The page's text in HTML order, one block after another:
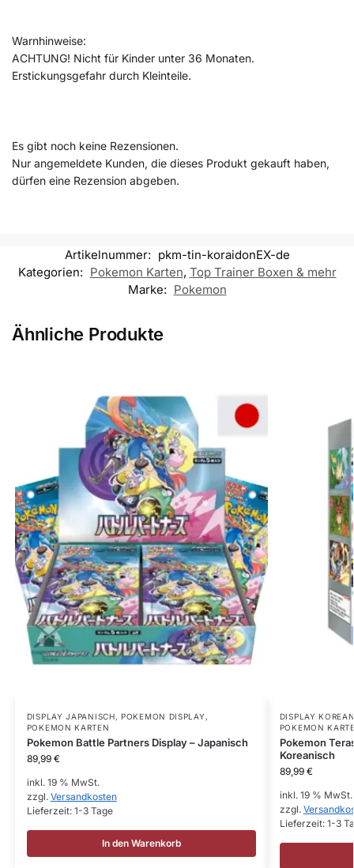
Warnhinweise:
ACHTUNG! Nicht für Kinder unter 36 Monaten.
Erstickungsgefahr durch Kleinteile.
Es gibt noch keine Rezensionen.
Nur angemeldete Kunden, die dieses Produkt gekauft haben,
dürfen eine Rezension abgeben.
Artikelnummer: pkm-tin-koraidonEX-de
Kategorien: Pokemon Karten, Top Trainer Boxen & mehr
Marke: Pokemon
Ähnliche Produkte
DISPLAY JAPANISCH,POKEMON DISPLAY ,
POKEMON KARTEN
Pokemon Battle Partners Display – Japanisch
89,99 €
inkl. 19 % MwSt.
zzgl. Versandkosten
Lieferzeit: 1-3 Tage
In den Warenkorb
DISPLAY
POKEMON
Pokemon
Koreanisch
89,99 €
inkl. 19 % MwSt.
zzgl.
Lieferzeit: 1-3